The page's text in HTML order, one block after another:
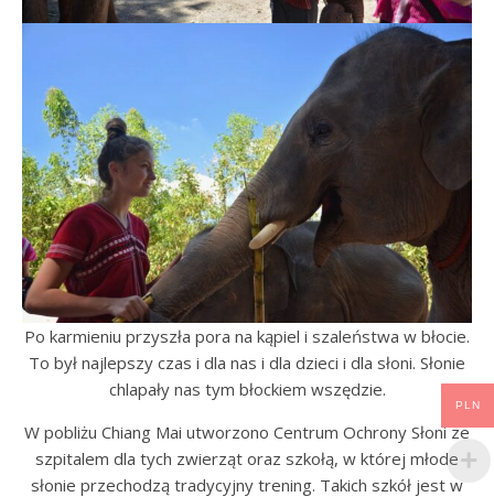
Po karmieniu przyszła pora na kąpiel i szaleństwa w błocie.
To był najlepszy czas i dla nas i dla dzieci i dla słoni. Słonie
chlapały nas tym błockiem wszędzie.
W pobliżu Chiang Mai utworzono Centrum Ochrony Słoni ze
szpitalem dla tych zwierząt oraz szkołą, w której młode
słonie przechodzą tradycyjny trening. Takich szkół jest w
PLN